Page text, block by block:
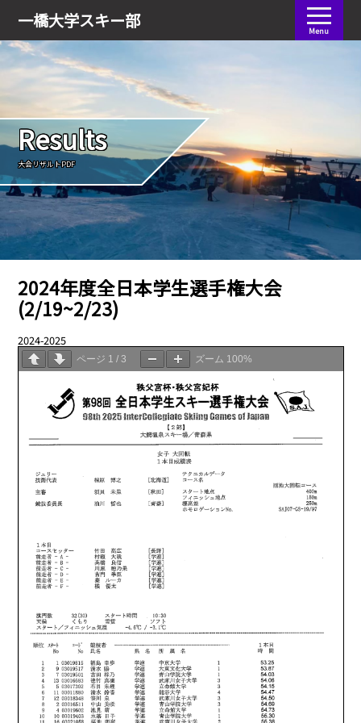
一橋大学スキー部 Menu
会員ログイン
Results
大会リザルトPDF
2024年度全日本学生選手権大会
(2/19~2/23)
2024-2025
ページ 1 /3 ズーム 100%